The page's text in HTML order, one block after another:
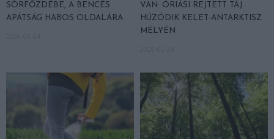
SÖRFŐZDÉBE, A BENCÉS
APÁTSÁG HABOS OLDALÁRA
VAN: ÓRIÁSI REJTETT TÁJ
HÚZÓDIK KELET-ANTARKTISZ
MÉLYÉN